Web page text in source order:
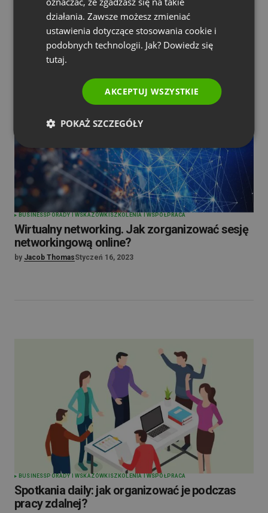
BUSINESS PORADY I WSKAZÓWKI SZKOLENIA I WSPÓŁPRACA
Wirtualny networking. Jak zorganizować sesję
networkingową online?
by Jacob ThomasStyczeń 16, 2023
BUSINESS PORADY I WSKAZÓWKI SZKOLENIA I WSPÓŁPRACA
Spotkania daily: jak organizować je podczas
pracy zdalnej?
ITALIAN
działania. Zawsze możesz zmieniać
ustawienia dotyczące stosowania cookie i
podobnych technologii. Jak? Dowiedz się
tutaj.
AKCEPTUJ WSZYSTKIE
POKAŻ SZCZEGÓŁY